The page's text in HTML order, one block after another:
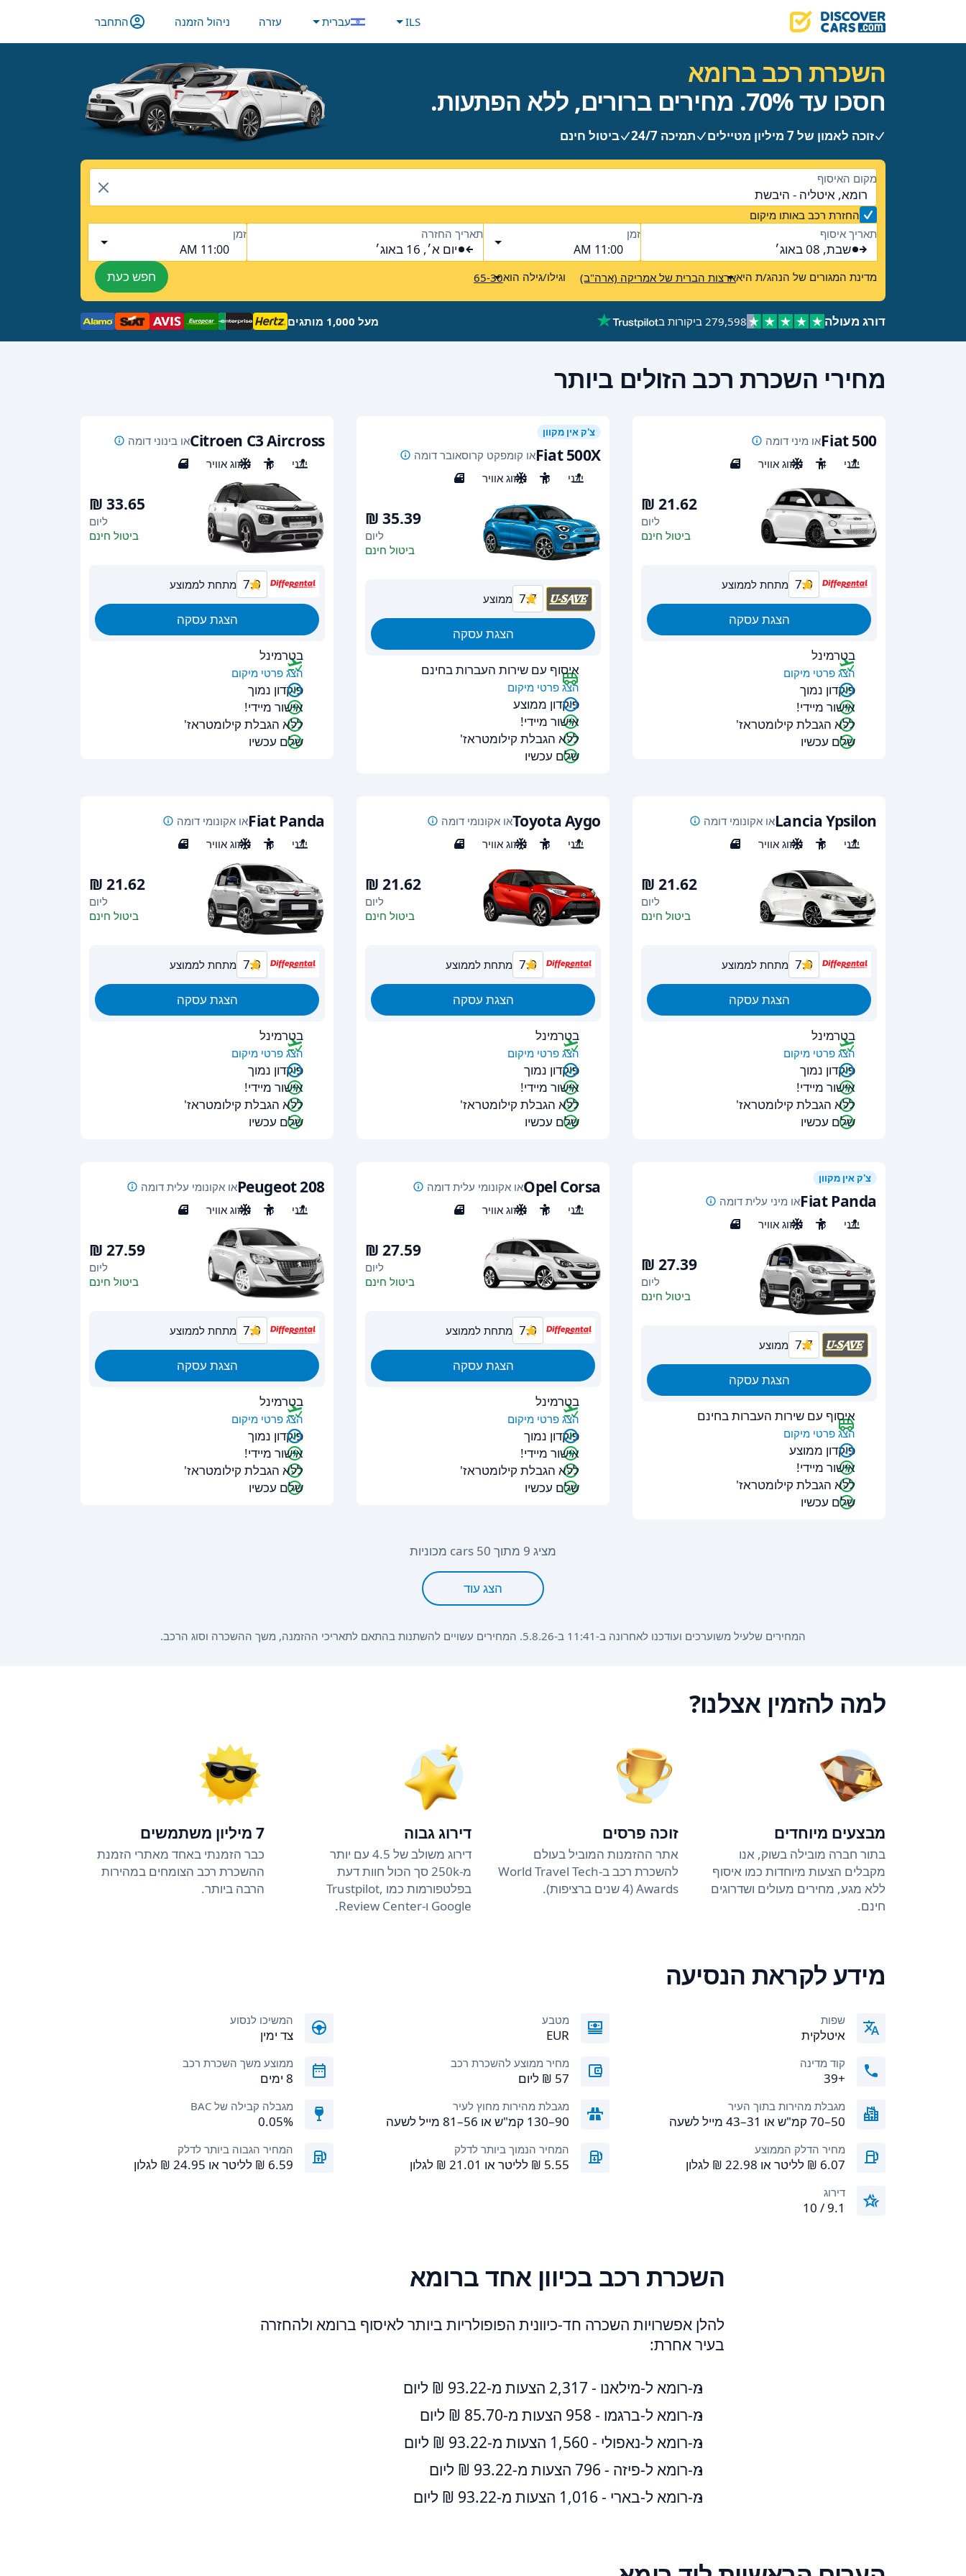
ILS עברית עזרה ניהול הזמנה התחבר
השכרת רכב ברומא
חסכו עד 70%. מחירים ברורים, ללא הפתעות.
זוכה לאמון של 7 מיליון מטיילים תמיכה 24/7 ביטול חינם
מקום האיסוף
רומא, איטליה - היבשת
החזרת רכב באותו מיקום
תאריך איסוף
שבת, 08 באוג׳
זמן
11:00 AM
תאריך החזרה
יום א׳, 16 באוג׳
זמן
11:00 AM
מדינת המגורים של הנהג/ת היאארצות הברית של אמריקה (ארה"ב) וגילו/גילה הוא65-30 חפש כעת
דורג מעולה 279,598 ביקורות ב מעל 1,000 מותגים
מחירי השכרת רכב הזולים ביותר
Fiat 500או מיני דומה
ידני
4 מיזוג אוויר 3
ליום
ביטול חינם
7.0 מתחת לממוצע
הצגת עסקה
בטרמינל
הצג פרטי מיקום
פיקדון נמוך
אישור מיידי!
ללא הגבלת קילומטראז'
שלם עכשיו
צ'ק אין מקוון
Fiat 500Xאו קומפקט קרוסאובר דומה
ידני
5 מיזוג אוויר 5
ליום
ביטול חינם
7.7 ממוצע
הצגת עסקה
איסוף עם שירות העברות בחינם
הצג פרטי מיקום
פיקדון ממוצע
אישור מיידי!
ללא הגבלת קילומטראז'
שלם עכשיו
Citroen C3 Aircrossאו בינוני דומה
ידני
5 מיזוג אוויר 4
ליום
ביטול חינם
7.0 מתחת לממוצע
הצגת עסקה
בטרמינל
הצג פרטי מיקום
פיקדון נמוך
אישור מיידי!
ללא הגבלת קילומטראז'
שלם עכשיו
Lancia Ypsilonאו אקונומי דומה
ידני
5 מיזוג אוויר 5
ליום
ביטול חינם
7.0 מתחת לממוצע
הצגת עסקה
בטרמינל
הצג פרטי מיקום
פיקדון נמוך
אישור מיידי!
ללא הגבלת קילומטראז'
שלם עכשיו
Toyota Aygoאו אקונומי דומה
ידני
5 מיזוג אוויר 5
ליום
ביטול חינם
7.0 מתחת לממוצע
הצגת עסקה
בטרמינל
הצג פרטי מיקום
פיקדון נמוך
אישור מיידי!
ללא הגבלת קילומטראז'
שלם עכשיו
Fiat Pandaאו אקונומי דומה
ידני
5 מיזוג אוויר 5
ליום
ביטול חינם
7.0 מתחת לממוצע
הצגת עסקה
בטרמינל
הצג פרטי מיקום
פיקדון נמוך
אישור מיידי!
ללא הגבלת קילומטראז'
שלם עכשיו
צ'ק אין מקוון
Fiat Pandaאו מיני עלית דומה
ידני
5 מיזוג אוויר 5
ליום
ביטול חינם
7.7 ממוצע
הצגת עסקה
איסוף עם שירות העברות בחינם
הצג פרטי מיקום
פיקדון ממוצע
אישור מיידי!
ללא הגבלת קילומטראז'
שלם עכשיו
Opel Corsaאו אקונומי עלית דומה
ידני
5 מיזוג אוויר 5
ליום
ביטול חינם
7.0 מתחת לממוצע
הצגת עסקה
בטרמינל
הצג פרטי מיקום
פיקדון נמוך
אישור מיידי!
ללא הגבלת קילומטראז'
שלם עכשיו
Peugeot 208או אקונומי עלית דומה
ידני
5 מיזוג אוויר 5
ליום
ביטול חינם
7.0 מתחת לממוצע
הצגת עסקה
בטרמינל
הצג פרטי מיקום
פיקדון נמוך
אישור מיידי!
ללא הגבלת קילומטראז'
שלם עכשיו
מציג 9 מתוך 50 cars מכוניות
הצג עוד
המחירים שלעיל משוערכים ועודכנו לאחרונה ב-11:41 ב-5.8.26. המחירים עשויים להשתנות בהתאם לתאריכי ההזמנה, משך ההשכרה וסוג הרכב.
למה להזמין אצלנו?
מבצעים מיוחדים
בתור חברה מובילה בשוק, אנו
מקבלים הצעות מיוחדות כמו איסוף
ללא מגע, מחירים מעולים ושדרוגים
חינם.
זוכה פרסים
אתר ההזמנות המוביל בעולם
להשכרת רכב ב-World Travel Tech
Awards (4 שנים ברציפות).
דירוג גבוה
דירוג משולב של 4.5 עם יותר
מ-250k סך הכול חוות דעת
בפלטפורמות כמו Trustpilot,
Google ו-Review Center.
7 מיליון משתמשים
כבר הזמנתי באחד מאתרי הזמנת
ההשכרת רכב הצומחים במהירות
הרבה ביותר.
מידע לקראת הנסיעה
שפות
איטלקית
מטבע
EUR
המשיכו לנסוע
צד ימין
קוד מדינה
+39
מחיר ממוצע להשכרת רכב ממוצע משך השכרת רכב
8 ימים
מגבלת מהירות בתוך העיר
50–70 קמ"ש או 31–43 מייל לשעה
מגבלת מהירות מחוץ לעיר
90–130 קמ"ש או 56–81 מייל לשעה
מגבלה קבילה של BAC
0.05%
מחיר הדלק הממוצע המחיר הנמוך ביותר לדלק המחיר הגבוה ביותר לדלק
דירוג
9.1 / 10
השכרת רכב בכיוון אחד ברומא
להלן אפשרויות השכרה חד-כיוונית הפופולריות ביותר לאיסוף ברומא ולהחזרה
בעיר אחרת:
מ-רומא ל-מילאנו - 2,317 הצעות מ-‏93.22 ‏₪ ליום
מ-רומא ל-ברגמו - 958 הצעות מ-‏85.70 ‏₪ ליום
מ-רומא ל-נאפולי - 1,560 הצעות מ-‏93.22 ‏₪ ליום
מ-רומא ל-פיזה - 796 הצעות מ-‏93.22 ‏₪ ליום
מ-רומא ל-בארי - 1,016 הצעות מ-‏93.22 ‏₪ ליום